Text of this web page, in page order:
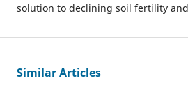
solution to declining soil fertility
Similar Articles